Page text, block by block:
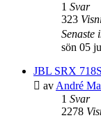
1 Svar
323
Senaste
sön 05
JBL SRX
av André
1 Svar
2278